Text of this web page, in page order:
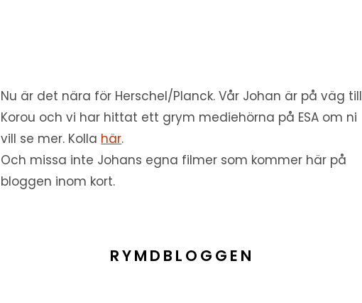
Nu är det nära för Herschel/Planck. Vår Johan är på väg till
Korou och vi har hittat ett grym mediehörna på ESA om ni
vill se mer. Kolla här.
Och missa inte Johans egna filmer som kommer här på
bloggen inom kort.
RYMDBLOGGEN